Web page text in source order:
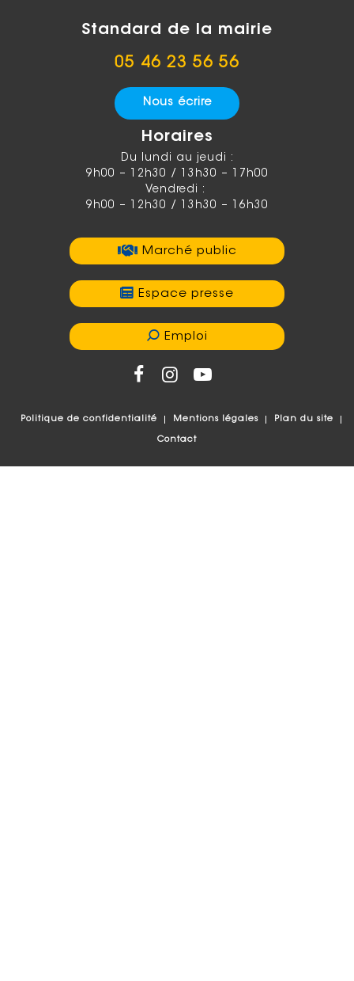
Standard de la mairie
05 46 23 56 56
Nous écrire
Horaires
Du lundi au jeudi :
9h00 – 12h30 / 13h30 – 17h00
Vendredi :
9h00 – 12h30 / 13h30 – 16h30
Marché public
Espace presse
Emploi
Politique de confidentialité Mentions légales Plan du site
Contact